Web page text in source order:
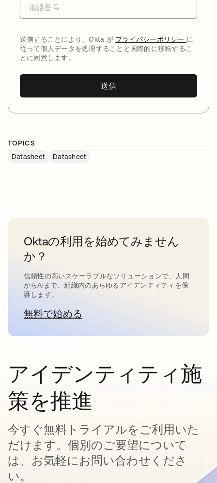
送信することにより、Okta が プライバシーポリシー に
従って個人データを処理することと国際的に移転するこ
とに同意します。
送信
TOPICS
Datasheet
Datasheet
Oktaの利用を始めてみません
か？
信頼性の高いスケーラブルなソリューションで、人間
からAIまで、組織内のあらゆるアイデンティティを保
護します。
無料で始める新しいタブで開く
アイデンティティ施
策を推進
今すぐ無料トライアルをご利用いた
だけます。個別のご要望について
は、お気軽にお問い合わせくださ
い。